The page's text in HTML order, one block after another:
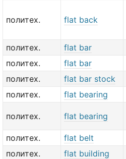
политех. flat back
политех.
flat bar
политех.
flat bar
политех.
flat bar stock
политех.
flat bearing
политех. flat bearing
политех.
flat belt
политех.
flat building